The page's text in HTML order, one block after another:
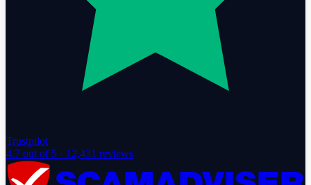
Trustpilot
4.7 out of 5 · 12,431 reviews